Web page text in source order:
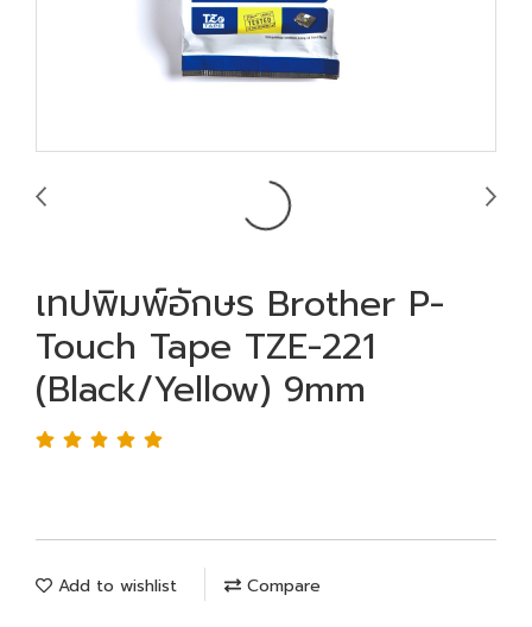
เทปพิมพ์อักษร Brother P-
Touch Tape TZE-221
(Black/Yellow) 9mm
Add to wishlist Compare